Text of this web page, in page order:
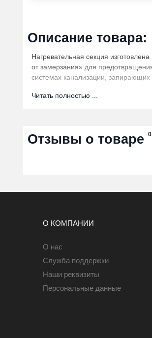
Описание товара:
Нагревательная секция
от замерзания» для
системах канализации,
Читать полностью ...
Отзывы о товаре 0
О КОМПАНИИ
О нас
Служба поддержки
Наши реквизиты
Персональные данные